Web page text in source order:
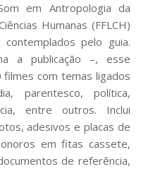
em Antropologia da
Humanas (FFLCH)
pelo guia.
a publicação –, esse
com temas ligados
parentesco, política,
entre outros. Inclui
adesivos e placas de
em fitas cassete,
de referência,